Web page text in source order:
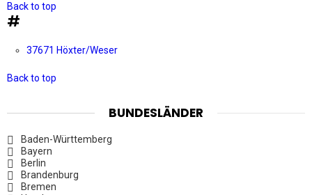
Back to top
#
37671 Höxter/Weser
Back to top
BUNDESLÄNDER
Baden-Württemberg
Bayern
Berlin
Brandenburg
Bremen